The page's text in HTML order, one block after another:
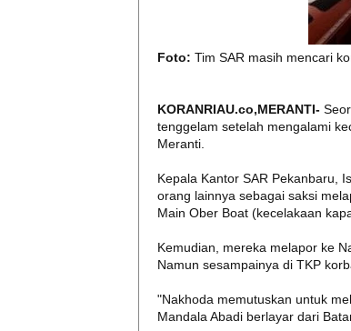
Foto: Tim SAR masih mencari
KORANRIAU.co,MERANTI-
tenggelam setelah mengalami
Meranti.
Kepala Kantor SAR Pekanbaru,
orang lainnya sebagai saksi
Main Ober Boat (kecelakaan
Kemudian, mereka melapor ke
Namun sesampainya di TKP
"Nakhoda memutuskan untuk
Mandala Abadi berlayar dari